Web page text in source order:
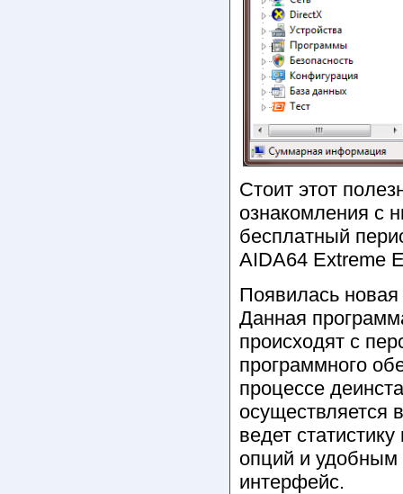
Стоит этот
ознакомления с
бесплатный
AIDA64 Extreme
Появилась
Данная
происходят с
программного
процессе
осуществляется
ведет
опций и удобным
интерфейс.